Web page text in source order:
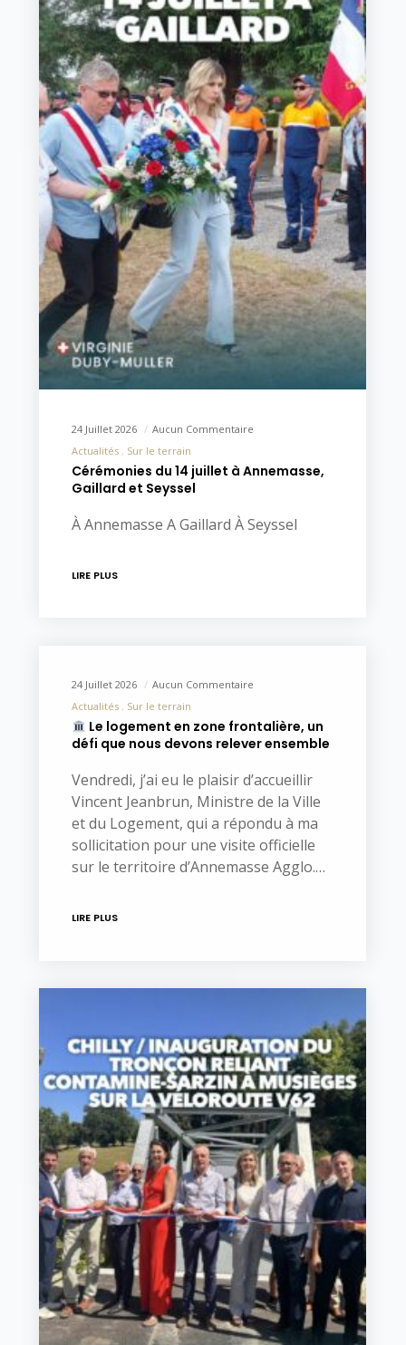
24 Juillet 2026
Aucun Commentaire
Actualités
Sur le terrain
Cérémonies du 14 juillet à Annemasse,
Gaillard et Seyssel
À Annemasse A Gaillard À Seyssel
LIRE PLUS
24 Juillet 2026
Aucun Commentaire
Actualités
Sur le terrain
Le logement en zone frontalière, un
défi que nous devons relever ensemble
Vendredi, j’ai eu le plaisir d’accueillir
Vincent Jeanbrun, Ministre de la Ville
et du Logement, qui a répondu à ma
sollicitation pour une visite officielle
sur le territoire d’Annemasse Agglo.…
LIRE PLUS